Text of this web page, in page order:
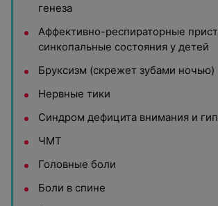
генеза
Аффективно-респираторные
синкопальные состояния у детей
Бруксизм (скрежет зубами ночью)
Нервные тики
Синдром дефицита внимания и
ЧМТ
Головные боли
Боли в спине